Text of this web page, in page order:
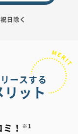
日除く
ースする
リット
！ ※1